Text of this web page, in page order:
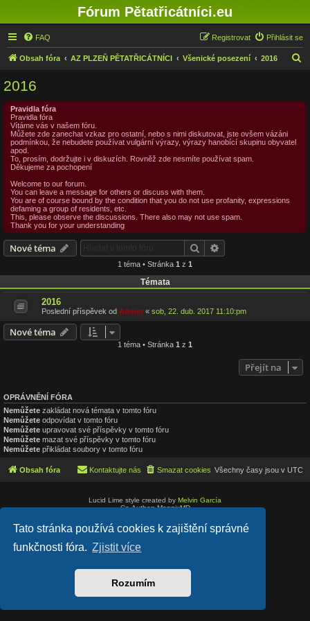
Tato stránka používá cookies k zajištění správné
funkčnosti fóra. Zjistit více
Rozumím
Fórum Pětatřicátníci.eu
FAQ Přihlásit se
Registrovat
Obsah fóra AZ PLZEŇ PĚTATŘICÁTNÍCI Všenické posezení 2016
d
2016
Pravidla fóra
Pravidla fóra
Vítáme vás v našem fóru.
Můžete zde zanechat vzkaz pro ostatní, nebo s nimi diskutovat, jste ovšem vázáni
podmínkou, že nebudete používat vulgární výrazy, výrazy hanobící skupinu obyvatel
apod.
To, prosím, dodržujte i v diskuzích. Rovněž zde nesmíte používat spam.
Děkujeme za pochopení
Welcome to our forum.
You can leave a message for others or discuss with them.
You are of course bound by the condition that you do not use profanity, expressions
defaming a group of residents, etc.
This, please observe the discussions. There also may not use spam.
Thank you for your understanding
Nové téma Hledat
1 téma • Stránka 1 z 1
Témata
2016
Poslední příspěvek od Admin « sob, 22. dub. 2017 11:10:pm
Nové téma
1 téma • Stránka 1 z 1
Přejít na
OPRÁVNĚNÍ FÓRA
Nemůžete zakládat nová témata v tomto fóru
Nemůžete odpovídat v tomto fóru
Nemůžete upravovat své příspěvky v tomto fóru
Nemůžete mazat své příspěvky v tomto fóru
Nemůžete přikládat soubory v tomto fóru
Obsah fóra Všechny časy jsou v UTC
Smazat cookies
Kontaktujte nás
Lucid Lime style created by Melvin García
Co-Author:MannixMD
Český překlad – phpBB.cz
Soukromí